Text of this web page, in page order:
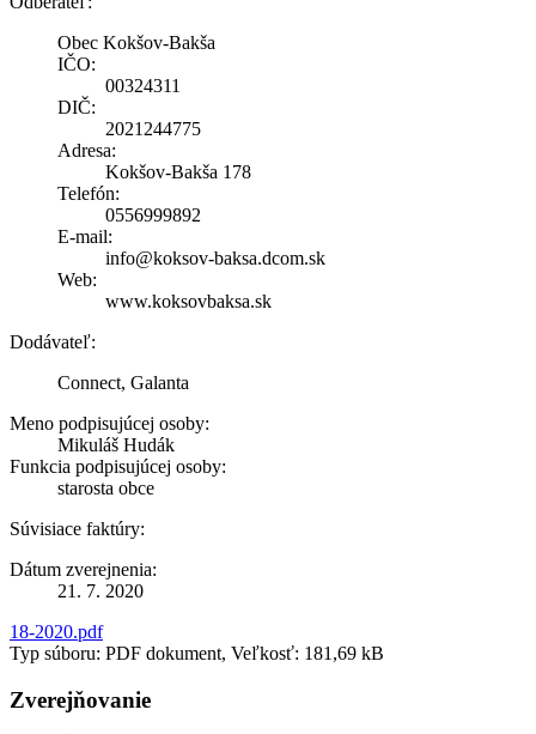
Obec Kokšov-Bakša
IČO:
00324311
DIČ:
2021244775
Adresa:
Kokšov-Bakša 178
Telefón:
0556999892
E-mail:
info@koksov-baksa.dcom.sk
Web:
www.koksovbaksa.sk
Dodávateľ:
Connect, Galanta
Meno podpisujúcej osoby:
Mikuláš Hudák
Funkcia podpisujúcej osoby:
starosta obce
Súvisiace faktúry:
Dátum zverejnenia:
21. 7. 2020
18-2020.pdf
Typ súboru: PDF dokument, Veľkosť: 181,69 kB
Zverejňovanie